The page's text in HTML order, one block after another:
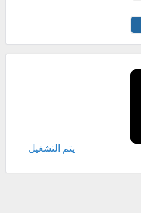
‏يتم التشغيل